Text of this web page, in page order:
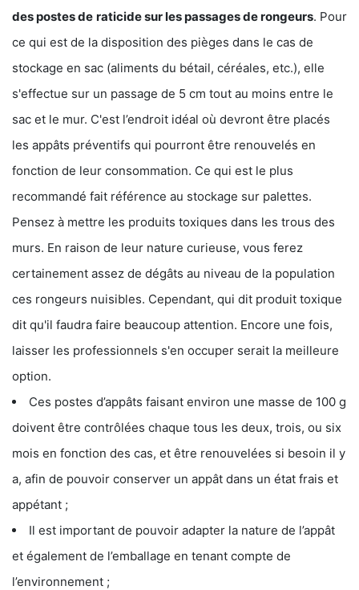
des postes de raticide sur les passages de rongeurs. Pour
ce qui est de la disposition des pièges dans le cas de
stockage en sac (aliments du bétail, céréales, etc.), elle
s'effectue sur un passage de 5 cm tout au moins entre le
sac et le mur. C'est l’endroit idéal où devront être placés
les appâts préventifs qui pourront être renouvelés en
fonction de leur consommation. Ce qui est le plus
recommandé fait référence au stockage sur palettes.
Pensez à mettre les produits toxiques dans les trous des
murs. En raison de leur nature curieuse, vous ferez
certainement assez de dégâts au niveau de la population
ces rongeurs nuisibles. Cependant, qui dit produit toxique
dit qu'il faudra faire beaucoup attention. Encore une fois,
laisser les professionnels s'en occuper serait la meilleure
option.
Ces postes d’appâts faisant environ une masse de 100 g
doivent être contrôlées chaque tous les deux, trois, ou six
mois en fonction des cas, et être renouvelées si besoin il y
a, afin de pouvoir conserver un appât dans un état frais et
appétant ;
Il est important de pouvoir adapter la nature de l’appât
et également de l’emballage en tenant compte de
l’environnement ;